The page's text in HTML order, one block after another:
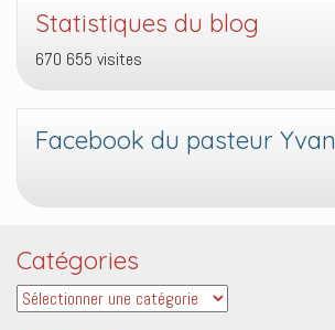
Statistiques du blog
670 655 visites
Facebook du pasteur Yvan
Catégories
Catégories